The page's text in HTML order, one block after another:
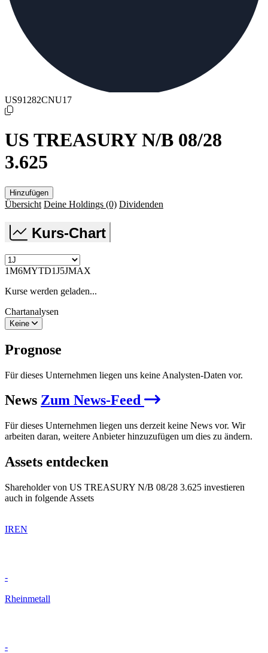
US91282CNU17
US TREASURY N/B 08/28
3.625
Hinzufügen
Übersicht Deine Holdings (0) Dividenden
Kurs-Chart
1M6MYTD1J5JMAX
Kurse werden geladen...
Chartanalysen
Keine
Prognose
Für dieses Unternehmen liegen uns keine Analysten-Daten vor.
News Zum News-Feed
Für dieses Unternehmen liegen uns derzeit keine News vor. Wir
arbeiten daran, weitere Anbieter hinzuzufügen um dies zu ändern.
Assets entdecken
Shareholder von US TREASURY N/B 08/28 3.625 investieren
auch in folgende Assets
IREN
-
Rheinmetall
-